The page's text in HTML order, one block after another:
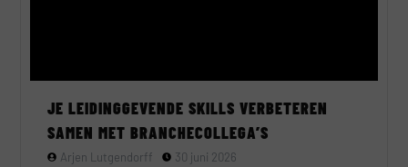
JE LEIDINGGEVENDE SKILLS VERBETEREN
SAMEN MET BRANCHECOLLEGA’S
Arjen Lutgendorff 30 juni 2026